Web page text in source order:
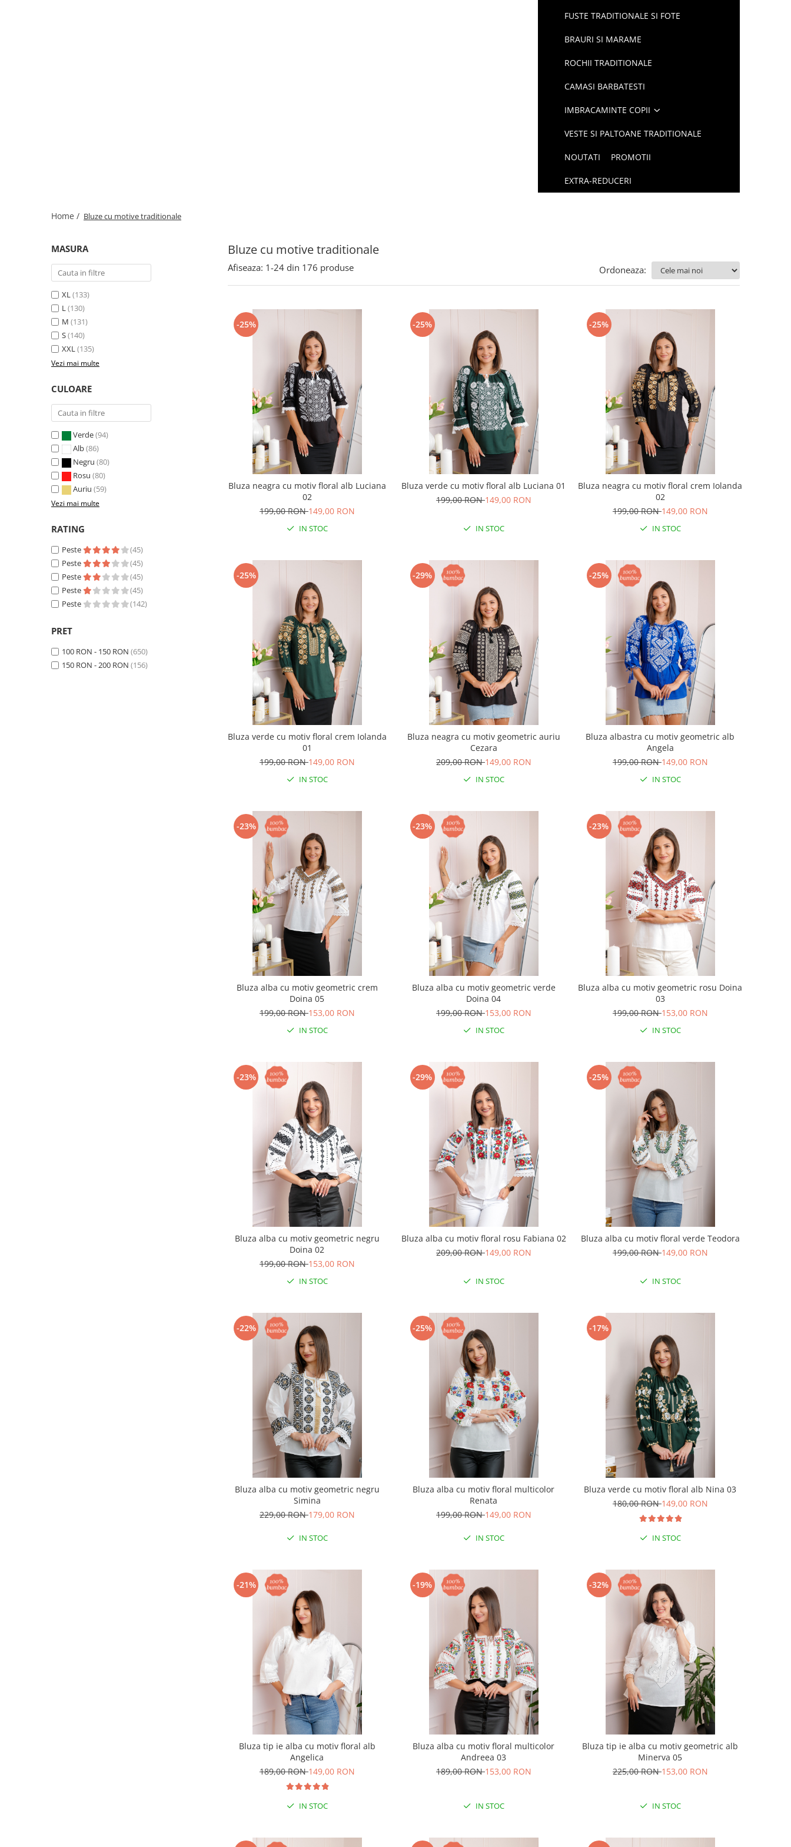
FUSTE TRADITIONALE SI FOTE
BRAURI SI MARAME
ROCHII TRADITIONALE
CAMASI BARBATESTI
IMBRACAMINTE COPII
VESTE SI PALTOANE TRADITIONALE
NOUTATI PROMOTII
EXTRA-REDUCERI
Home / Bluze cu motive traditionale
Bluze cu motive traditionale
MASURA
XL(133)
L(130)
M (131)
S(140)
XXL(135)
Vezi mai multe
CULOARE
Verde(94)
Alb(86)
Negru (80)
Rosu (80)
Auriu (59)
Vezi mai multe
RATING
Peste
(45)
Peste
(45)
Peste
(45)
Peste
(45)
Peste
(142)
PRET
100 RON - 150 RON (650)
150 RON - 200 RON (156)
Afiseaza: 1-24 din 176 produse Ordoneaza:
-25%
Bluza neagra cu motiv floral alb Luciana
02
199,00 RON149,00 RON
IN STOC
-25%
Bluza verde cu motiv floral alb Luciana 01
199,00 RON149,00 RON
IN STOC
-25%
Bluza neagra cu motiv floral crem Iolanda
02
199,00 RON149,00 RON
IN STOC
-25%
Bluza verde cu motiv floral crem Iolanda
01
199,00 RON149,00 RON
IN STOC
-29%
Bluza neagra cu motiv geometric auriu
Cezara
209,00 RON149,00 RON
IN STOC
-25%
Bluza albastra cu motiv geometric alb
Angela
199,00 RON149,00 RON
IN STOC
-23%
Bluza alba cu motiv geometric crem
Doina 05
199,00 RON153,00 RON
IN STOC
-23%
Bluza alba cu motiv geometric verde
Doina 04
199,00 RON153,00 RON
IN STOC
-23%
Bluza alba cu motiv geometric rosu Doina
03
199,00 RON153,00 RON
IN STOC
-23%
Bluza alba cu motiv geometric negru
Doina 02
199,00 RON153,00 RON
IN STOC
-29%
Bluza alba cu motiv floral rosu Fabiana 02
209,00 RON149,00 RON
IN STOC
-25%
Bluza alba cu motiv floral verde Teodora
199,00 RON149,00 RON
IN STOC
-22%
Bluza alba cu motiv geometric negru
Simina
229,00 RON179,00 RON
IN STOC
-25%
Bluza alba cu motiv floral multicolor
Renata
199,00 RON149,00 RON
IN STOC
-17%
Bluza verde cu motiv floral alb Nina 03
180,00 RON149,00 RON
IN STOC
-21%
Bluza tip ie alba cu motiv floral alb
Angelica
189,00 RON149,00 RON
IN STOC
-19%
Bluza alba cu motiv floral multicolor
Andreea 03
189,00 RON153,00 RON
IN STOC
-32%
Bluza tip ie alba cu motiv geometric alb
Minerva 05
225,00 RON153,00 RON
IN STOC